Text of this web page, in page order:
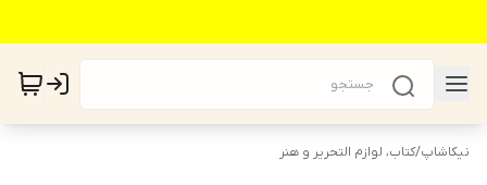
نیکاشاپ/کتاب، لوازم التحریر و هنر